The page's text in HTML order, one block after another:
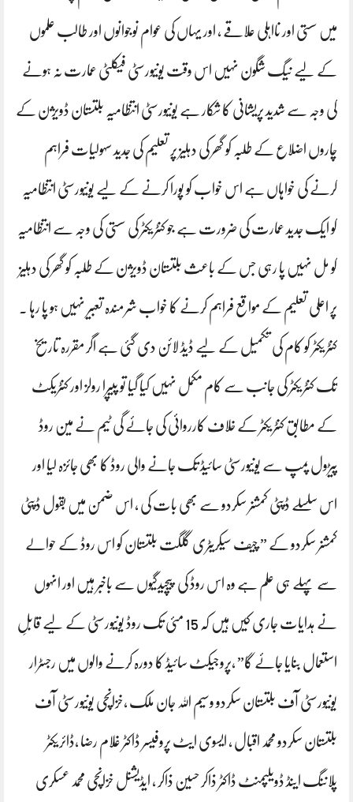
میں سستی اور نااہلی علاقے ، اور یہاں کی عوام نوجوانوں اور طالب علموں
کے لیے نیگ شگون نہیں اس وقت یونیورسٹی فیکلٹی عمارت نہ ہونے
کی وجہ سے شدید پریشانی کا شکار ہے یونیورسٹی انتظامیہ بلتستان ڈویژن کے
چاروں اضلاع کے طلبہ کو گھر کی دہلیز پر تعلیم کی جدید سہولیات فراہم
کرنے کی خواہاں ہے اس خواب کو پورا کرنے کے لیے یونیورسٹی انتظامیہ
کو ایک جدید عمارت کی ضرورت ہے جو کنٹریکٹر کی سستی کی وجہ سے انتظامیہ
کو مل نہیں پا رہی جس کے باعث بلتستان ڈویژن کے طلبہ کو گھر کی دہلیز
پر اعلی تعلیم کے مواقع فراہم کرنے کا خواب شرمندہ تعبیر نہیں ہو پا رہا ۔
کنٹریکٹر کو کام کی تکمیل کے لیے ڈیڈ لائن دی گئی ہے اگر مقررہ تاریخ
تک کنٹریکٹر کی جانب سے کام مکمل نہیں کیا گیا تو پیپرا رولز اور کنٹریکٹ
کے مطابق کنٹریکٹر کے خلاف کارروائی کی جائے گی ٹیم نے مین روڈ
پیڑول پمپ سے یونیورسٹی سائیڈ تک جانے والی روڈ کا بھی جائزہ لیا اور
اس سلسلے ڈپٹی کمشنر سکردو سے بھی بات کی ، اس ضمن میں بقول ڈپٹی
کمشنر سکردو کے ” چیف سیکریٹری گلگت بلتستان کو اس روڈ کے حوالے
سے پہلے ہی علم ہے وہ اس روڈ کی پیچیدگیوں سے باخبر ہیں اور انہوں
نے ہدایات جاری کیں ہیں کہ 15 مئی تک روڈ یونیورسٹی کے لیے قابلِ
استعمال بنایا جائے گا” ،پروجیکٹ سائیڈ کا دورہ کرنے والوں میں رجسٹرار
یونیورسٹی آف بلتستان سکردو وسیم اللہ جان ملک ،خزانچی یونیورسٹی آف
بلتستان سکردو محمد اقبال ، ایسوی ایٹ پروفیسر ڈاکٹر غلام رضا ،ڈائریکٹر
پلاننگ اینڈ ڈویلپمنٹ ڈاکٹر ذاکر حسین ذاکر ، ایڈیشنل خزانچی محمد عسکری